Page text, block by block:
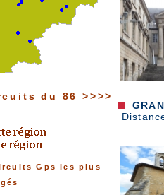
du 86 >>>>
Gps les plus